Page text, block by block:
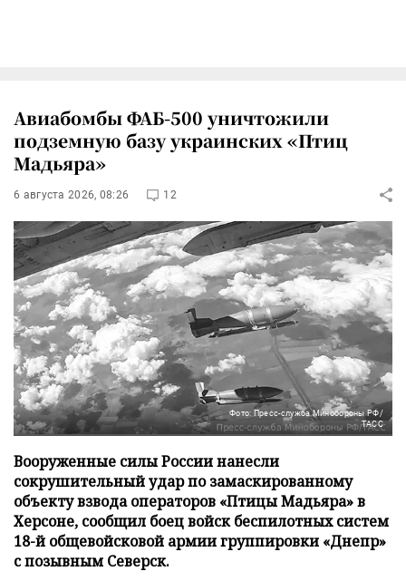
Авиабомбы ФАБ-500 уничтожили
подземную базу украинских «Птиц
Мадьяра»
6 августа 2026, 08:26 12
Фото: Пресс-служба Минобороны РФ/
ТАСС
Вооруженные силы России нанесли
сокрушительный удар по замаскированному
объекту взвода операторов «Птицы Мадьяра» в
Херсоне, сообщил боец войск беспилотных систем
18-й общевойсковой армии группировки «Днепр»
с позывным Северск.